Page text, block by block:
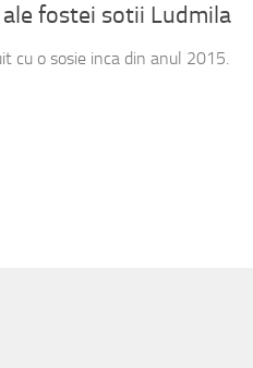
fostei sotii Ludmila
cu o sosie inca din anul 2015.